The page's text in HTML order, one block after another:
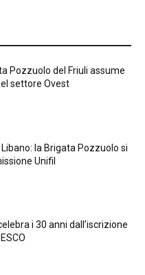
Pozzuolo del Friuli assume
settore Ovest
Libano: la Brigata Pozzuolo si
Unifil
i 30 anni dall’iscrizione